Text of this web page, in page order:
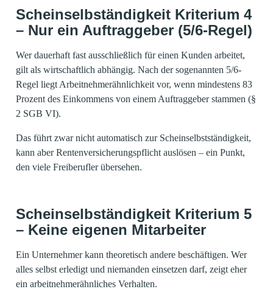
Scheinselbständigkeit Kriterium 4
– Nur ein Auftraggeber (5/6-Regel)
Wer dauerhaft fast ausschließlich für einen Kunden arbeitet,
gilt als wirtschaftlich abhängig. Nach der sogenannten 5/6-
Regel liegt Arbeitnehmerähnlichkeit vor, wenn mindestens 83
Prozent des Einkommens von einem Auftraggeber stammen (§
2 SGB VI).
Das führt zwar nicht automatisch zur Scheinselbstständigkeit,
kann aber Rentenversicherungspflicht auslösen – ein Punkt,
den viele Freiberufler übersehen.
Scheinselbständigkeit Kriterium 5
– Keine eigenen Mitarbeiter
Ein Unternehmer kann theoretisch andere beschäftigen. Wer
alles selbst erledigt und niemanden einsetzen darf, zeigt eher
ein arbeitnehmerähnliches Verhalten.